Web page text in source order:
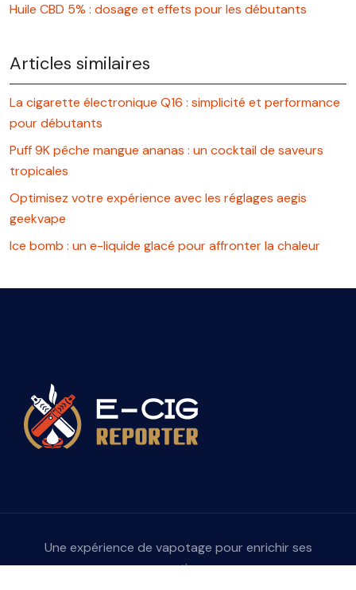
Huile CBD 5% : dosage et effets pour les débutants
Articles similaires
La cigarette électronique Q16 : simplicité et performance
pour débutants
Puff 9K pêche mangue ananas : un cocktail de saveurs
tropicales
Optimisez votre expérience avec les réglages aegis
geekvape
Ice bomb : un e-liquide glacé pour affronter la chaleur
Une expérience de vapotage pour enrichir ses
sensations.